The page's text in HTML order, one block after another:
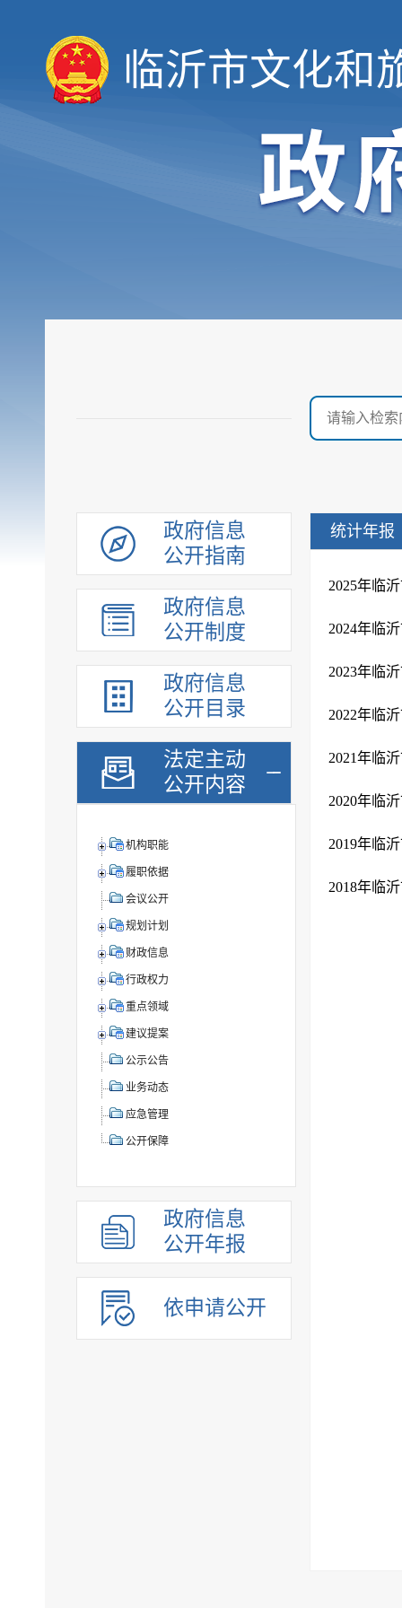
临沂市文化和
政府信息
公开指南
政府信息
公开制度
政府信息
公开目录
法定主动
公开内容
机构职能
履职依据
会议公开
规划计划
财政信息
行政权力
重点领域
建议提案
公示公告
业务动态
应急管理
公开保障
政府信息
公开年报
依申请公开
统计年报
​2025年临
​2024年临
2023年临
2022年临
2021年临
2020年临
2019年临
2018年临